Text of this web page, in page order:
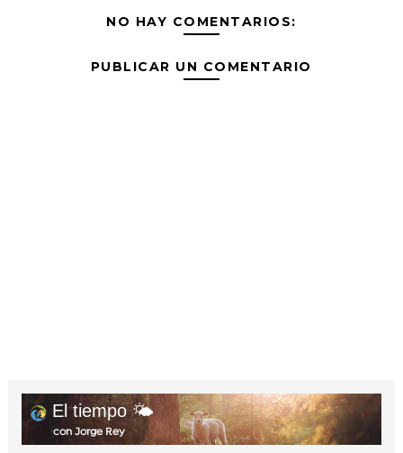
NO HAY COMENTARIOS:
PUBLICAR UN COMENTARIO
El tiempo 🌤️
con Jorge Rey